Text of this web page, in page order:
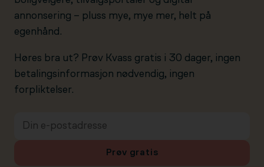
annonsering – pluss mye, mye mer, helt på
egenhånd.
Høres bra ut? Prøv Kvass gratis i 30 dager, ingen
betalingsinformasjon nødvendig, ingen
forpliktelser.
Prøv gratis